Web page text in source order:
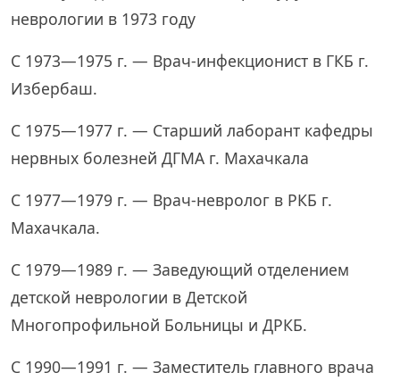
неврологии в 1973 году
С 1973—1975 г. — Врач-инфекционист в ГКБ г.
Избербаш.
С 1975—1977 г. — Старший лаборант кафедры
нервных болезней ДГМА г. Махачкала
С 1977—1979 г. — Врач-невролог в РКБ г.
Махачкала.
С 1979—1989 г. — Заведующий отделением
детской неврологии в Детской
Многопрофильной Больницы и ДРКБ.
С 1990—1991 г. — Заместитель главного врача